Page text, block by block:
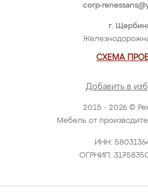
2015 - 2026 ©
Мебель от
ИНН:
ОГРНИП:
г.
СХЕМА
Добавить в
corp-